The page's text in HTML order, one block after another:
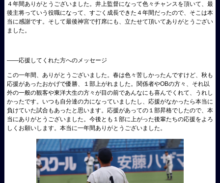
４年間ありがとうございました。井上監督になって色々チャンスを頂いて、最
後主将っていう役職になって、すごく成長できた４年間だったので、そこは本
当に感謝です。そして最後神宮で打席にも、立たせて頂いてありがとうござい
ました。
――応援してくれた方へのメッセージ
この一年間、ありがとうございました。春は色々苦しかったんですけど、秋も
応援があったおかげで優勝、１部上がれました。関係者やOBの方々、それ以
外の一般の観客や東洋大生の方々が目の前であんなにも喜んでくれて、うれし
かったです。いつも自分達の力になっていましたし、応援がなかったら本当に
負けていた試合もあったと思います。応援があっての１部昇格でしたので、本
当にありがとうございました。今後とも１部に上がった後輩たちの応援をよろ
しくお願いします。本当に一年間ありがとうございました。